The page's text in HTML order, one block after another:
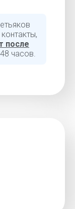
после
часов.